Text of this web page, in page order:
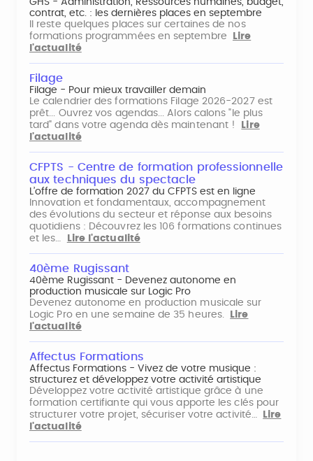
GHS - Administration, Ressources humaines, budget,
contrat, etc. : les dernières places en septembre
Il reste quelques places sur certaines de nos
formations programmées en septembre
Lire
l'actualité
Filage
Filage - Pour mieux travailler demain
Le calendrier des formations Filage 2026-2027 est
prêt... Ouvrez vos agendas... Alors calons "le plus
tard" dans votre agenda dès maintenant !
Lire
l'actualité
CFPTS - Centre de formation professionnelle
aux techniques du spectacle
L’offre de formation 2027 du CFPTS est en ligne
Innovation et fondamentaux, accompagnement
des évolutions du secteur et réponse aux besoins
quotidiens : Découvrez les 106 formations continues
et les…
Lire l'actualité
40ème Rugissant
40ème Rugissant - Devenez autonome en
production musicale sur Logic Pro
Devenez autonome en production musicale sur
Logic Pro en une semaine de 35 heures.
Lire
l'actualité
Affectus Formations
Affectus Formations - Vivez de votre musique :
structurez et développez votre activité artistique
Développez votre activité artistique grâce à une
formation certifiante qui vous apporte les clés pour
structurer votre projet, sécuriser votre activité…
Lire
l'actualité